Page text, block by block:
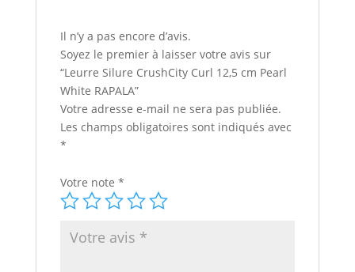
Il n’y a pas encore d’avis.
Soyez le premier à laisser votre avis sur
“Leurre Silure CrushCity Curl 12,5 cm Pearl
White RAPALA”
Votre adresse e-mail ne sera pas publiée.
Les champs obligatoires sont indiqués avec
*
Votre note *